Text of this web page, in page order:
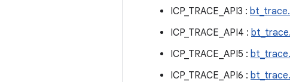
ICP_TRACE_API3 :
ICP_TRACE_API4 :
ICP_TRACE_API5 :
ICP_TRACE_API6 :